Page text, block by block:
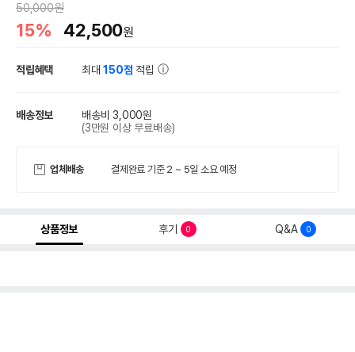
50,000원
15% 42,500원
적립혜택 최대150점 적립
배송정보
배송비 3,000원
(3만원 이상 무료배송)
업체배송 결제완료 기준 2 ~ 5일 소요 예정
상품정보 후기 0 Q&A 0